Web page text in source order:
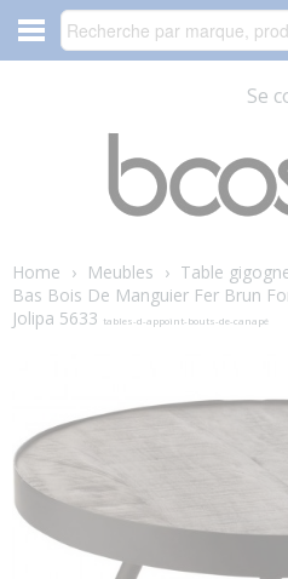
Se
Home › Meubles › Table
Bas Bois De Manguier Fer Brun
Jolipa 5633 tables-d-appoint-bouts-de-canapé